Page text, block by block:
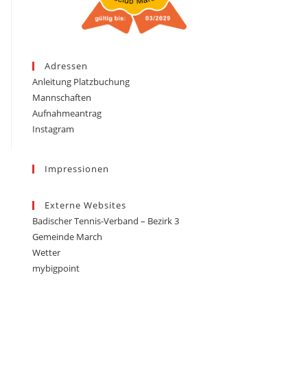
Adressen
Anleitung Platzbuchung
Mannschaften
Aufnahmeantrag
Instagram
Impressionen
Externe Websites
Badischer Tennis-Verband – Bezirk 3
Gemeinde March
Wetter
mybigpoint